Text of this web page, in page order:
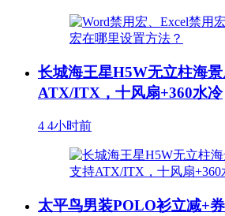
长城海王星H5W无立柱海
ATX/ITX，十风扇+360水冷
4 4小时前
太平鸟男装POLO衫立减+